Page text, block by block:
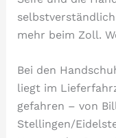
mehr beim Zoll.
Bei den
liegt im
gefahren – von
Stellingen/